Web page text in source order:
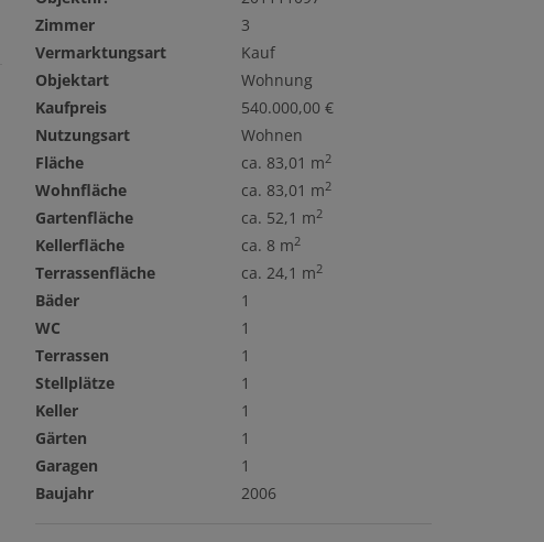
Zimmer
3
Vermarktungsart
Kauf
Objektart
Wohnung
Kaufpreis
540.000,00 €
Nutzungsart
Wohnen
Fläche
ca. 83,01 m2
Wohnfläche ca. 83,01 m2
Gartenfläche ca. 52,1 m2
Kellerfläche ca. 8 m2
Terrassenfläche ca. 24,1 m2
Bäder
1
WC
1
Terrassen
1
Stellplätze
1
Keller
1
Gärten
1
Garagen
1
Baujahr
2006